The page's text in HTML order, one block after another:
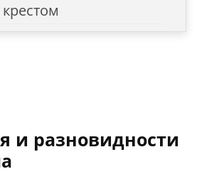
и разновидности